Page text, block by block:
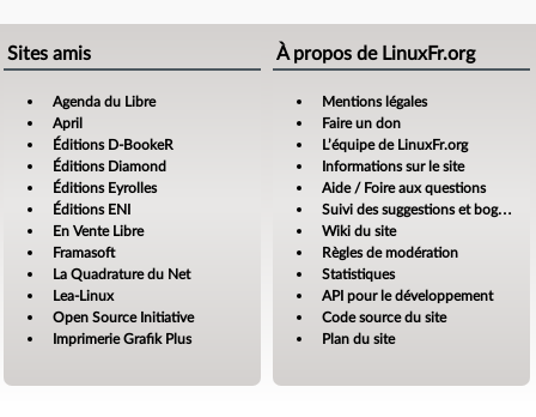
Sites amis
Agenda du Libre
April
Éditions D-BookeR
Éditions Diamond
Éditions Eyrolles
Éditions ENI
En Vente Libre
Framasoft
La Quadrature du Net
Lea-Linux
Open Source Initiative
Imprimerie Grafik Plus
À propos de LinuxFr.org
Mentions légales
Faire un don
L’équipe de LinuxFr.org
Informations sur le site
Aide / Foire aux questions
Suivi des suggestions et bogues
Wiki du site
Règles de modération
Statistiques
API pour le développement
Code source du site
Plan du site